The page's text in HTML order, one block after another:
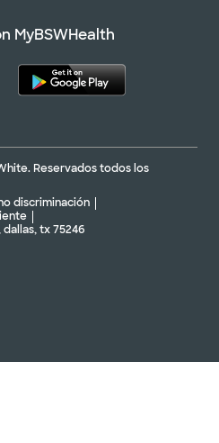
MyBSWHealth
Reservados todos los
discriminación
tx 75246